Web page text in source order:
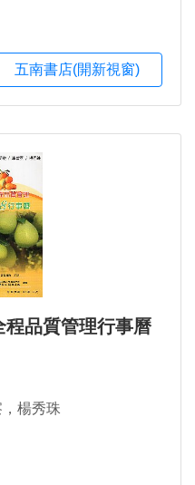
五南書店(開新視窗)
品質管理行事曆
楊秀珠